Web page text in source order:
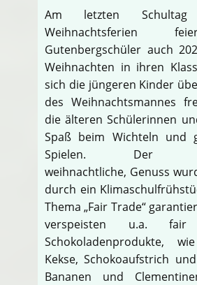
Am letzten
Weihnachtsferien
Gutenbergschüler auch
Weihnachten in ihren
sich die jüngeren Kinder
des Weihnachtsmannes
die älteren Schülerinnen
Spaß beim Wichteln und
Spielen. Der
weihnachtliche, Genuss
durch ein
Thema „Fair Trade“
verspeisten u.a. fair
Schokoladenprodukte,
Kekse, Schokoaufstrich
Bananen und